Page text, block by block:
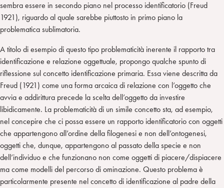
sembra essere in secondo piano nel processo identificatorio (Freud
1921), riguardo al quale sarebbe piuttosto in primo piano la
problematica sublimatoria.
A titolo di esempio di questo tipo problematicità inerente il rapporto tra
identificazione e relazione oggettuale, propongo qualche spunto di
riflessione sul concetto identificazione primaria. Essa viene descritta da
Freud (1921) come una forma arcaica di relazione con l’oggetto che
avvia e addirittura precede la scelta dell’oggetto da investire
libidicamente. La problematicità di un simile concetto sta, ad esempio,
nel concepire che ci possa essere un rapporto identificatorio con oggetti
che appartengono all’ordine della filogenesi e non dell’ontogenesi,
oggetti che, dunque, appartengono al passato della specie e non
dell’individuo e che funzionano non come oggetti di piacere/dispiacere
ma come modelli del percorso di ominazione. Questo problema è
particolarmente presente nel concetto di identificazione al padre della